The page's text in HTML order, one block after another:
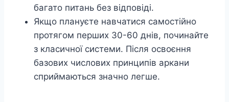
багато питань без відповіді.
Якщо плануєте навчатися самостійно
протягом перших 30-60 днів, починайте
з класичної системи. Після освоєння
базових числових принципів аркани
сприймаються значно легше.